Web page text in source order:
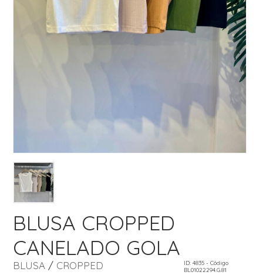
BLUSA CROPPED
CANELADO GOLA
BLUSA/ CROPPED
ID: 4835 - Código
BL01022294.G.81